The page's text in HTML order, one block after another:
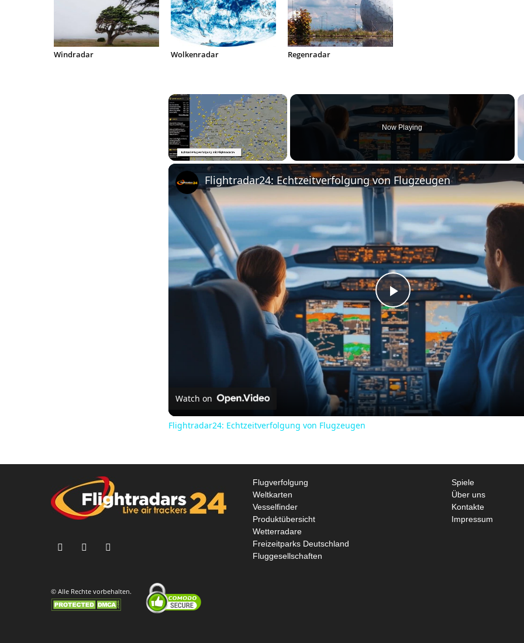
d
e
Windradar Wolkenradar Regenradar
×
Now Playing
P
l
a
y
Flightradar24: Echtzeitverfolgung von Flugzeugen
Watch on
Flightradar24: Echtzeitverfolgung von Flugzeugen
Flugverfolgung
Weltkarten
Vesselfinder
Produktübersicht
Wetterradare
Freizeitparks Deutschland
Fluggesellschaften
Spiele
Über uns
Kontakte
Impressum
© Alle Rechte vorbehalten.